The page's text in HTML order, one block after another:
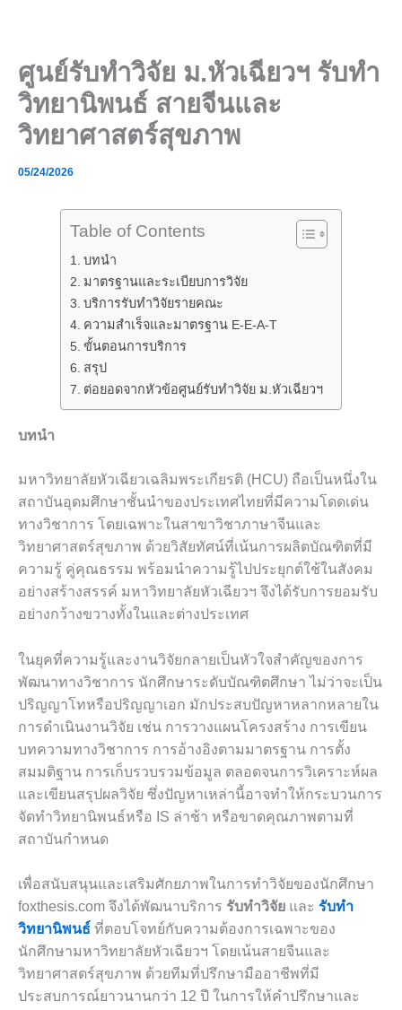
ศูนย์รับทำวิจัย ม.หัวเฉียวฯ รับทำ
วิทยานิพนธ์ สายจีนและ
วิทยาศาสตร์สุขภาพ
05/24/2026
Table of Contents
บทนำ
มาตรฐานและระเบียบการวิจัย
บริการรับทำวิจัยรายคณะ
ความสำเร็จและมาตรฐาน E-E-A-T
ขั้นตอนการบริการ
สรุป
ต่อยอดจากหัวข้อศูนย์รับทำวิจัย ม.หัวเฉียวฯ
บทนำ
มหาวิทยาลัยหัวเฉียวเฉลิมพระเกียรติ (HCU) ถือเป็นหนึ่งใน
สถาบันอุดมศึกษาชั้นนำของประเทศไทยที่มีความโดดเด่น
ทางวิชาการ โดยเฉพาะในสาขาวิชาภาษาจีนและ
วิทยาศาสตร์สุขภาพ ด้วยวิสัยทัศน์ที่เน้นการผลิตบัณฑิตที่มี
ความรู้ คู่คุณธรรม พร้อมนำความรู้ไปประยุกต์ใช้ในสังคม
อย่างสร้างสรรค์ มหาวิทยาลัยหัวเฉียวฯ จึงได้รับการยอมรับ
อย่างกว้างขวางทั้งในและต่างประเทศ
ในยุคที่ความรู้และงานวิจัยกลายเป็นหัวใจสำคัญของการ
พัฒนาทางวิชาการ นักศึกษาระดับบัณฑิตศึกษา ไม่ว่าจะเป็น
ปริญญาโทหรือปริญญาเอก มักประสบปัญหาหลากหลายใน
การดำเนินงานวิจัย เช่น การวางแผนโครงสร้าง การเขียน
บทความทางวิชาการ การอ้างอิงตามมาตรฐาน การตั้ง
สมมติฐาน การเก็บรวบรวมข้อมูล ตลอดจนการวิเคราะห์ผล
และเขียนสรุปผลวิจัย ซึ่งปัญหาเหล่านี้อาจทำให้กระบวนการ
จัดทำวิทยานิพนธ์หรือ IS ล่าช้า หรือขาดคุณภาพตามที่
สถาบันกำหนด
เพื่อสนับสนุนและเสริมศักยภาพในการทำวิจัยของนักศึกษา
foxthesis.com จึงได้พัฒนาบริการ รับทำวิจัย และ รับทำ
วิทยานิพนธ์ ที่ตอบโจทย์กับความต้องการเฉพาะของ
นักศึกษามหาวิทยาลัยหัวเฉียวฯ โดยเน้นสายจีนและ
วิทยาศาสตร์สุขภาพ ด้วยทีมที่ปรึกษามืออาชีพที่มี
ประสบการณ์ยาวนานกว่า 12 ปี ในการให้คำปรึกษาและ